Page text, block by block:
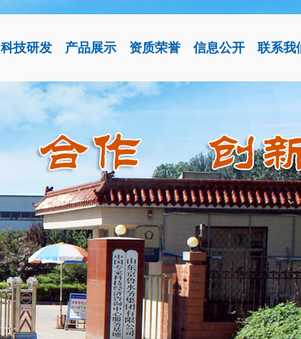
科技研发 产品展示 资质荣誉 信息公开 联系我